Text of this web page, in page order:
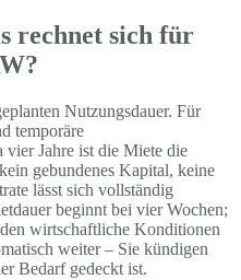
rechnet sich für
Nutzungsdauer. Für
temporäre
vier Jahre ist die Miete die
gebundenes Kapital, keine
lässt sich vollständig
beginnt bei vier Wochen;
wirtschaftliche Konditionen
weiter – Sie kündigen
Bedarf gedeckt ist.